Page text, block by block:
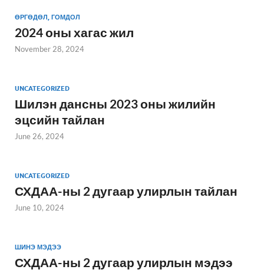
ӨРГӨДӨЛ, ГОМДОЛ
2024 оны хагас жил
November 28, 2024
UNCATEGORIZED
Шилэн дансны 2023 оны жилийн
эцсийн тайлан
June 26, 2024
UNCATEGORIZED
СХДАА-ны 2 дугаар улирлын тайлан
June 10, 2024
ШИНЭ МЭДЭЭ
СХДАА-ны 2 дугаар улирлын мэдээ